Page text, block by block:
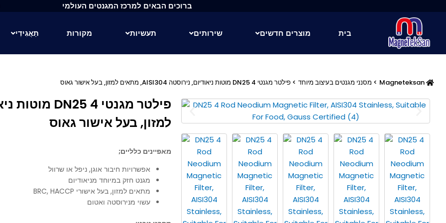
ברוכים הבאים למרכז המגנטים העולמי
בית מוצרים חדשים שירותים תעשיות מקורות תַאֲגִידִי
Magneteksan
> מסנני מגנטים בעיצוב מיוחד > פילטר מגנטי DN25 4 מוטות ניאודיום, נירוסטה AISI304, מתאים למזון, בעל אישור גאוס
למזון, בעל אישור גאוס
מאפיינים כלליים;
אפשרויות חיבור אוגן, ניפל או שרוול
מגנט חזק במיוחד מניאודיום
מתאים למזון, בעל אישורי BRC, HACCP
עשוי מנירוסטה ואטום